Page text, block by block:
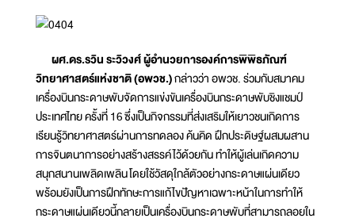
ผศ.ดร.รวิน ระวิวงศ์ ผู้อำนวยการองค์การพิพิธภัณฑ์
วิทยาศาสตร์แห่งชาติ (อพวช.)กล่าวว่า อพวช. ร่วมกับสมาคม
เครื่องบินกระดาษพับจัดการแข่งขันเครื่องบินกระดาษพับชิงแชมป์
ประเทศไทย ครั้งที่ 16 ซึ่งเป็นกิจกรรมที่ส่งเสริมให้เยาวชนเกิดการ
เรียนรู้วิทยาศาสตร์ผ่านการทดลอง ค้นคิด ฝึกประดิษฐ์ผสมผสาน
การจินตนาการอย่างสร้างสรรค์ไว้ด้วยกัน ทำให้ผู้เล่นเกิดความ
สนุกสนานเพลิดเพลิน โดยใช้วัสดุใกล้ตัวอย่างกระดาษแผ่นเดียว
พร้อมยังเป็นการฝึกทักษะการแก้ไขปัญหาเฉพาะหน้าในการทำให้
กระดาษแผ่นเดียวนี้กลายเป็นเครื่องบินกระดาษพับที่สามารถลอยใน